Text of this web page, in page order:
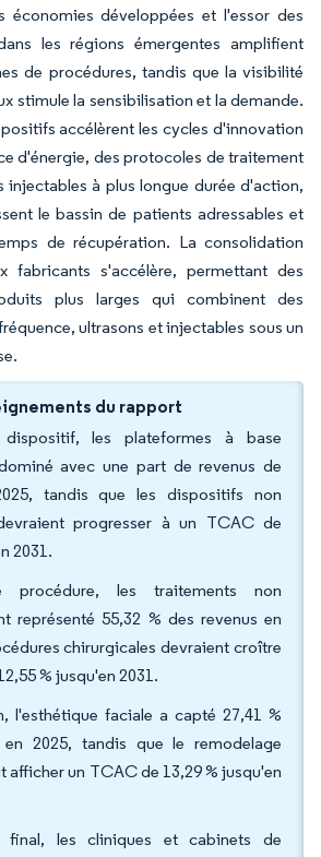
économies développées et l'essor des
les régions émergentes amplifient
de procédures, tandis que la visibilité
stimule la sensibilisation et la demande.
accélèrent les cycles d'innovation
d'énergie, des protocoles de traitement
injectables à plus longue durée d'action,
le bassin de patients adressables et
de récupération. La consolidation
fabricants s'accélère, permettant des
plus larges qui combinent des
ultrasons et injectables sous un
du rapport
les plateformes à base
avec une part de revenus de
tandis que les dispositifs non
progresser à un TCAC de
2031.
les traitements non
représenté 55,32 % des revenus en
chirurgicales devraient croître
% jusqu'en 2031.
l'esthétique faciale a capté 27,41 %
en 2025, tandis que le remodelage
afficher un TCAC de 13,29 % jusqu'en
final, les cliniques et cabinets de